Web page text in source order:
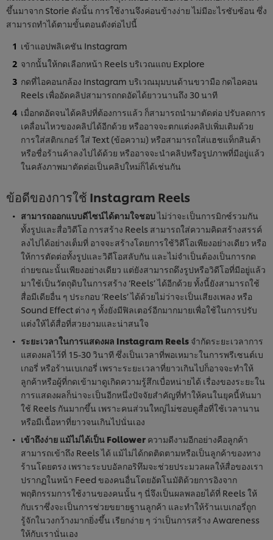
ขึ้นมาจาก Storie ดังนั้น การใช้งานจึงค่อนข้างง่าย ไม่มีอะไรซับซ้อน ซึ่ง
สามารถทำได้ตามขั้นตอนดังต่อไปนี้
เข้าแอปพลิเคชัน Instagram
จากนั้นให้กดเลือกหน้า Reels บริเวณแถบ Explore
กดที่ไอคอนกล้อง Instagram บริเวณมุมบนด้านขวามือ กดไอคอน
Reels เพื่ออัดคลิปสามารถกดอัดได้ยาวนานถึง 30 นาที
เมื่อกดอัดจนได้คลิปที่ต้องการแล้ว ก็สามารถนำมาตัดต่อ ปรับลดการ
เคลื่อนไหวของคลิปได้อีกด้วย หรืออาจจะตกแต่งคลิปเพิ่มเติมด้วย
การใส่สติกเกอร์ ใส่ Text (ข้อความ) หรือสามารถใส่แฮชแท็กสินค้า
หรือชื่อร้านค้าลงไปได้ด้วย หรืออาจจะนำคลิปหรือรูปภาพที่มีอยู่แล้ว
ในคลังภาพมาตัดต่อเป็นคลิปใหม่ก็ได้เช่นกัน
ข้อดีของการใช้ Instagram Reels
สามารถออกแบบดีไซน์ได้ตามใจชอบไม่ว่าจะเป็นการมิกซ์รวมกัน
ทั้งรูปและสื่อวิดีโอ การสร้าง Reels สามารถใส่ความคิดสร้างสรรค์
ลงไปได้อย่างเต็มที่ อาจจะสร้างโดยการใช้วิดีโอเพียงอย่างเดียว หรือ
ให้การตัดต่อทั้งรูปและวิดีโอสลับกัน และไม่จำเป็นต้องเป็นการกด
ถ่ายขณะนั้นเพียงอย่างเดียว แต่ยังสามารถดึงรูปหรือวิดีโอที่มีอยู่แล้ว
มาใช้เป็นวัตถุดิบในการสร้าง ‘Reels’ ได้อีกด้วย ทั้งนี้ยังสามารถใช้
สื่อมีเดียอื่น ๆ ประกอบ ‘Reels’ ได้ด้วยไม่ว่าจะเป็นเสียงเพลง หรือ
Sound Effect ต่าง ๆ ทั้งยังมีฟิลเตอร์อีกมากมายเพื่อใช้ในการปรับ
แต่งให้ได้สื่อที่สวยงามและน่าสนใจ
ระยะเวลาในการแสดงผล Instagram Reels จำกัดระยะเวลาการ
แสดงผลไว้ที่ 15-30 วินาที ซึ่งเป็นเวลาที่พอเหมาะในการพรีเซนต์เบ
เกอรี่ หรือร้านเบเกอรี่ เพราะระยะเวลาที่ยาวเกินไปก็อาจจะทำให้
ลูกค้าหรือผู้ที่กดเข้ามาดูเกิดความรู้สึกเบื่อหน่ายได้ เรื่องของระยะใน
การแสดงผลก็น่าจะเป็นอีกหนึ่งปัจจัยสำคัญที่ทำให้คนในยุคนี้หันมา
ใช้ Reels กันมากขึ้น เพราะคนส่วนใหญ่ไม่ชอบดูสื่อที่ใช้เวลานาน
หรือมีเนื้อหาที่ยาวจนเกินไปนั่นเอง
เข้าถึงง่าย แม้ไม่ได้เป็น Follower ความดีงามอีกอย่างคือลูกค้า
สามารถเข้าถึง Reels ได้ แม้ไม่ได้กดติดตามหรือเป็นลูกค้าของทาง
ร้านโดยตรง เพราะระบบอัลกอริทึมจะช่วยประมวลผลให้สื่อของเรา
ปรากฏในหน้า Feed ของคนอื่นโดยอัตโนมัติด้วยการอิงจาก
พฤติกรรมการใช้งานของคนนั้น ๆ นี่จึงเป็นผลพลอยได้ที่ Reels ให้
กับเราซึ่งจะเป็นการช่วยขยายฐานลูกค้า และทำให้ร้านเบเกอรี่ถูก
รู้จักในวงกว้างมากยิ่งขึ้น เรียกง่าย ๆ ว่าเป็นการสร้าง Awareness
ให้กับเรานั่นเอง